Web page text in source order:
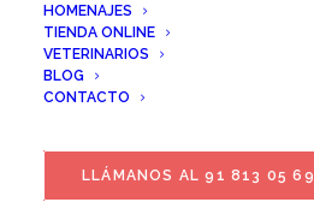
HOMENAJES
TIENDA ONLINE
VETERINARIOS
BLOG
CONTACTO
LLÁMANOS AL 91 813 05 69